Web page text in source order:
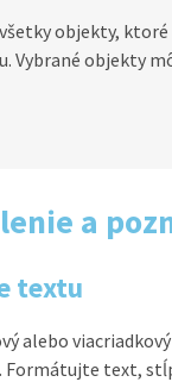
objekty, ktoré
Vybrané objekty
a
textu
alebo
text,